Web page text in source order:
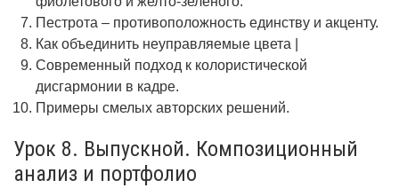
Пестрота – противоположность единству и акценту.
Как объединить неуправляемые цвета |
Современный подход к колористической
дисгармонии в кадре.
Примеры смелых авторских решений.
Урок 8. Выпускной. Композиционный
анализ и портфолио